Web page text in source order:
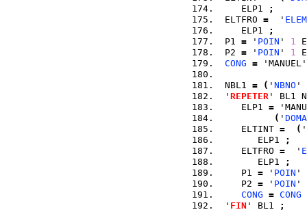
    ELP1
;
ELTFRO =
  '
ELEM
    ELP1
;
P1 = ' POIN ' 1
P2 = ' POIN ' 1
CONG =
NBL1 = ( ' NBNO '
' REPETER ' BL1
    ELP1
=
( ' DOMA
    ELTINT
= ( '
       ELP1
;
    ELTFRO
=
  '
       ELP1
;
    P1
= ' POIN '
    P2
= ' POIN '
CONG = CONG
' FIN ' BL1 ;